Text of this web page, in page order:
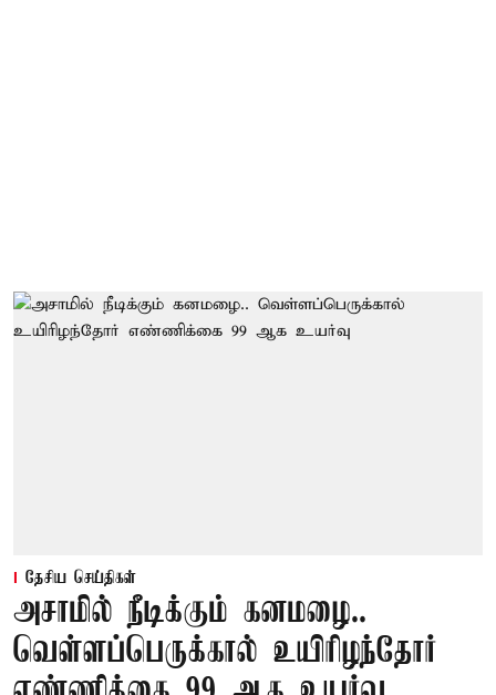
தேசிய செய்திகள்
அசாமில் நீடிக்கும் கனமழை..
வெள்ளப்பெருக்கால் உயிரிழந்தோர்